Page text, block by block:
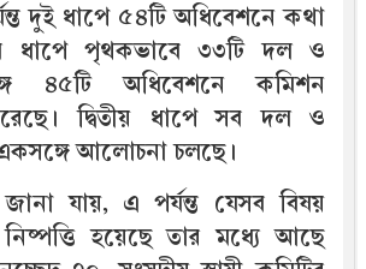
দুই ধাপে ৫৪টি অধিবেশনে কথা
ধাপে পৃথকভাবে ৩৩টি দল ও
৪৫টি অধিবেশনে কমিশন
দ্বিতীয় ধাপে সব দল ও
আলোচনা চলছে।
যায়, এ পর্যন্ত যেসব বিষয়
হয়েছে তার মধ্যে আছে